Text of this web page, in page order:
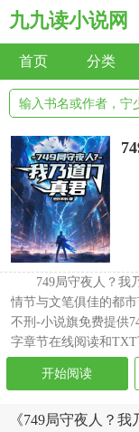
九九读小说网
首页 分类
749局守夜人？我
情节与文笔俱佳的都
不刑-小说旗免费提供
字章节在线阅读和TXT
开始阅读
《749局守夜人？